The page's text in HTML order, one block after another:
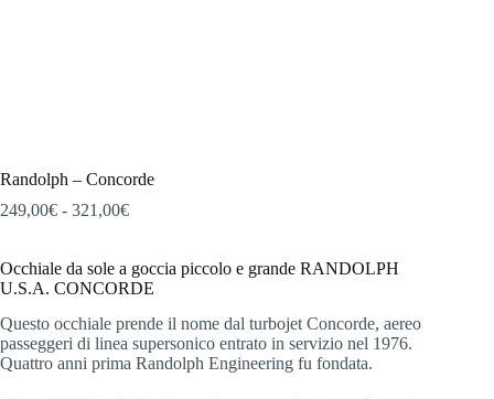
Randolph – Concorde
249,00€ - 321,00€Fascia
da
249,00€
321,00€
Occhiale da sole a goccia piccolo e grande RANDOLPH
U.S.A. CONCORDE
Questo occhiale prende il nome dal turbojet Concorde, aereo
passeggeri di linea supersonico entrato in servizio nel 1976.
Quattro anni prima Randolph Engineering fu fondata.